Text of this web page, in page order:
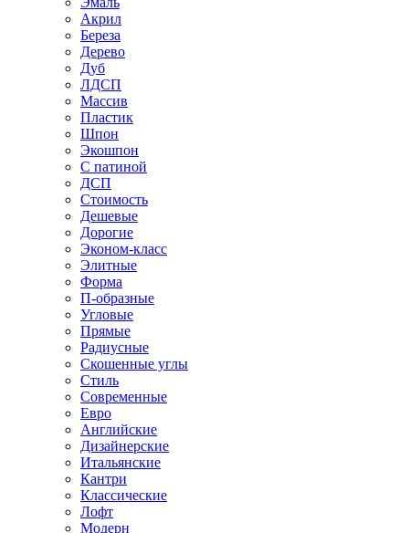
Акрил
Береза
Дерево
Дуб
ЛДСП
Массив
Пластик
Шпон
Экошпон
С патиной
ДСП
Стоимость
Дешевые
Дорогие
Эконом-класс
Элитные
Форма
П-образные
Угловые
Прямые
Радиусные
Скошенные углы
Стиль
Современные
Евро
Английские
Дизайнерские
Итальянские
Кантри
Классические
Лофт
Модерн